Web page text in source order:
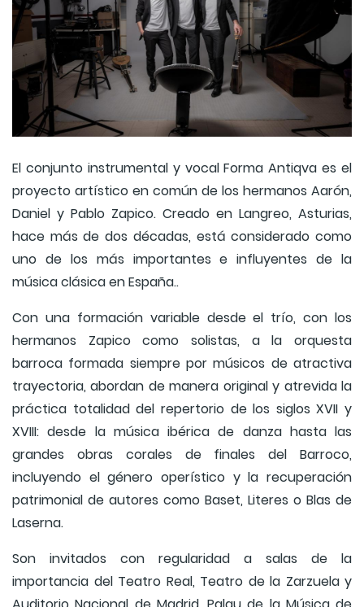
El conjunto instrumental y vocal Forma Antiqva es el
proyecto artístico en común de los hermanos Aarón,
Daniel y Pablo Zapico. Creado en Langreo, Asturias,
hace más de dos décadas, está considerado como
uno de los más importantes e influyentes de la
música clásica en España..
Con una formación variable desde el trío, con los
hermanos Zapico como solistas, a la orquesta
barroca formada siempre por músicos de atractiva
trayectoria, abordan de manera original y atrevida la
práctica totalidad del repertorio de los siglos XVII y
XVIII: desde la música ibérica de danza hasta las
grandes obras corales de finales del Barroco,
incluyendo el género operístico y la recuperación
patrimonial de autores como Baset, Literes o Blas de
Laserna.
Son invitados con regularidad a salas de la
importancia del Teatro Real, Teatro de la Zarzuela y